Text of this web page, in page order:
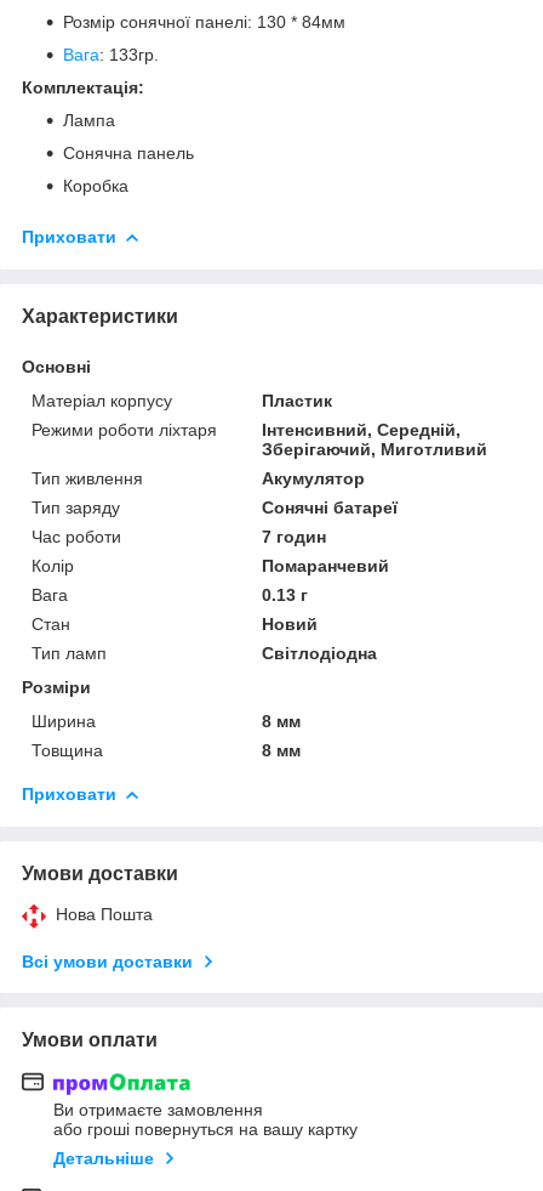
Розмір сонячної панелі: 130 * 84мм
Вага: 133гр.
Комплектація:
Лампа
Сонячна панель
Коробка
Приховати
Характеристики
Основні
Матеріал корпусу
Пластик
Режими роботи ліхтаря
Інтенсивний, Середній,
Зберігаючий, Миготливий
Тип живлення
Акумулятор
Тип заряду
Сонячні батареї
Час роботи
7 годин
Колір
Помаранчевий
Вага
0.13 г
Стан
Новий
Тип ламп
Світлодіодна
Розміри
Ширина
8 мм
Товщина
8 мм
Приховати
Умови доставки
Нова Пошта
Всі умови доставки
Умови оплати
Ви отримаєте замовлення
або гроші повернуться на вашу картку
Детальніше